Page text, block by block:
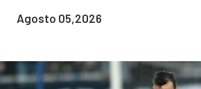
Agosto 05,2026